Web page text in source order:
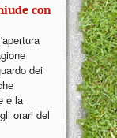
con
dei
e la
orari del